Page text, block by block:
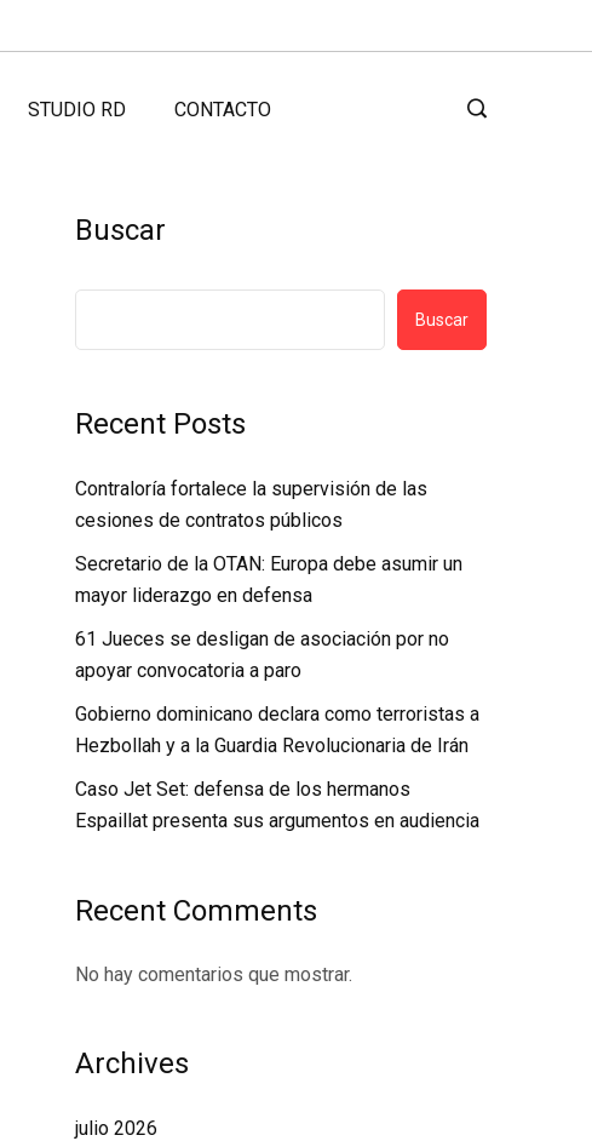
STUDIO RD CONTACTO
Buscar
Buscar
Recent Posts
Contraloría fortalece la supervisión de las
cesiones de contratos públicos
Secretario de la OTAN: Europa debe asumir un
mayor liderazgo en defensa
61 Jueces se desligan de asociación por no
apoyar convocatoria a paro
Gobierno dominicano declara como terroristas a
Hezbollah y a la Guardia Revolucionaria de Irán
Caso Jet Set: defensa de los hermanos
Espaillat presenta sus argumentos en audiencia
Recent Comments
No hay comentarios que mostrar.
Archives
julio 2026